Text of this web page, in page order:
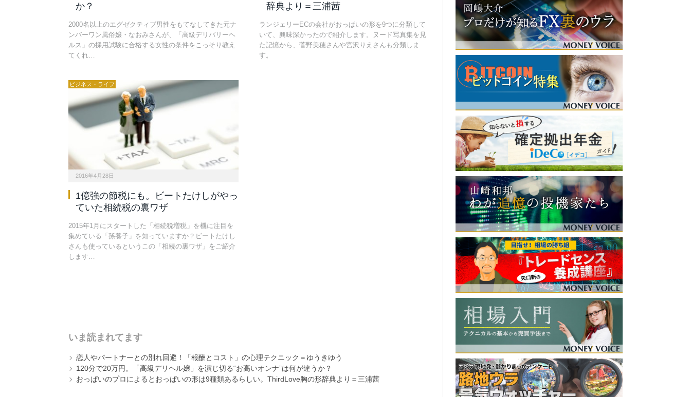
か？
2000名以上のエグゼクティブ男性をもてなしてきた元ナ
ンバーワン風俗嬢・なおみさんが、「高級デリバリーヘ
ルス」の採用試験に合格する女性の条件をこっそり教え
てくれ…
辞典より＝三浦茜
ランジェリーECの会社がおっぱいの形を9つに分類して
いて、興味深かったので紹介します。ヌード写真集を見
た記憶から、菅野美穂さんや宮沢りえさんも分類しま
す。
ビジネス・ライフ
2016年4月28日
1億強の節税にも。ビートたけしがやっ
ていた相続税の裏ワザ
2015年1月にスタートした「相続税増税」を機に注目を
集めている「孫養子」を知っていますか？ビートたけし
さんも使っているというこの「相続の裏ワザ」をご紹介
します…
いま読まれてます
恋人やパートナーとの別れ回避！「報酬とコスト」の心理テクニック＝ゆうきゆう
120分で20万円。「高級デリヘル嬢」を演じ切る“お高いオンナ”は何が違うか？
おっぱいのプロによるとおっぱいの形は9種類あるらしい。ThirdLove胸の形辞典より＝三浦茜